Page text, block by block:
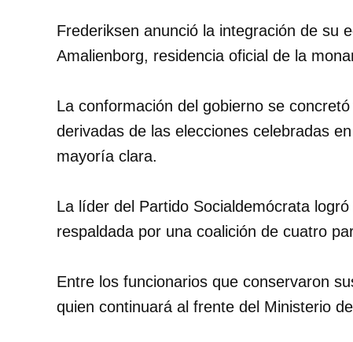
Frederiksen anunció la integración de su
Amalienborg, residencia oficial de la
La conformación del gobierno se
derivadas de las elecciones celebradas
mayoría clara.
La líder del Partido Socialdemócrata
respaldada por una coalición de cuatro
Entre los funcionarios que conservaron
quien continuará al frente del Ministerio